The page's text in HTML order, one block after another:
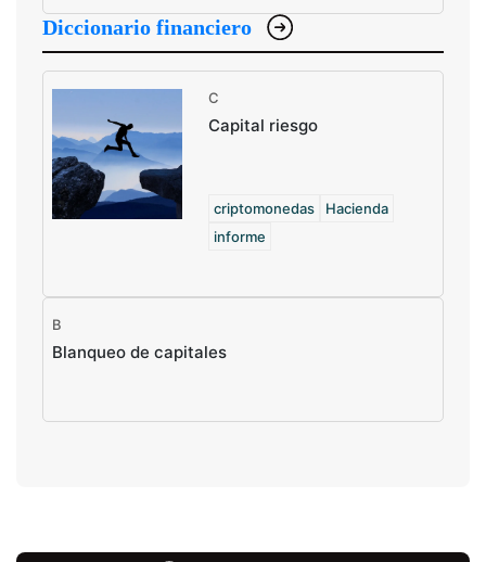
Diccionario financiero
C
Capital riesgo
criptomonedas
Hacienda
informe
B
Blanqueo de capitales